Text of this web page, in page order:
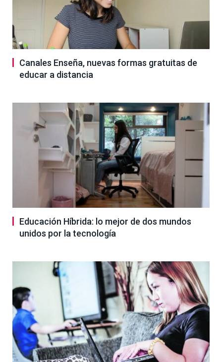
Canales Enseña, nuevas formas gratuitas de
educar a distancia
Educación Híbrida: lo mejor de dos mundos
unidos por la tecnología